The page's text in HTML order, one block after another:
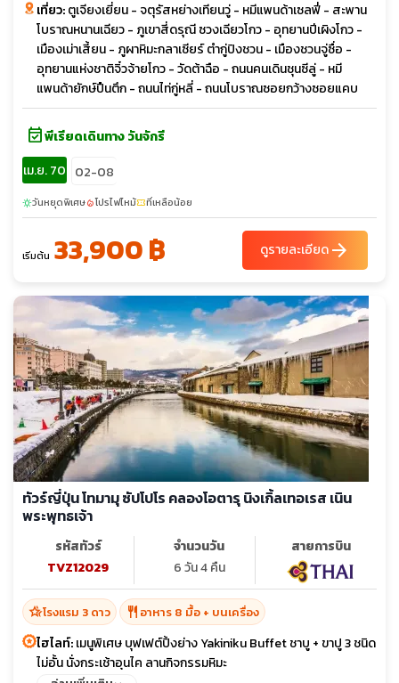
เที่ยว:ตูเจียงเยี่ยน - จตุรัสหย่างเทียนวู่ - หมีแพนด้าเซลฟี่ - สะพาน
โบราณหนานเฉียว - ภูเขาสี่ดรุณี ซวงเฉียวโกว - อุทยานปีเผิงโกว -
เมืองเม่าเสี้ยน - ภูผาหิมะกลาเซียร์ ตำกู่ปิงชวน - เมืองชวนจู่ซื่อ -
อุทยานแห่งชาติจิ๋วจ้ายโกว - วัดต้าฉือ - ถนนคนเดินชุนซีลู่ - หมี
แพนด้ายักษ์ปืนตึก - ถนนไท่กู่หลี่ - ถนนโบราณซอยกว้างซอยแคบ
event_availableพีเรียดเดินทาง วันจักรี
เม.ย. 70 02-08
sunnyวันหยุดพิเศษlocal_fire_departmentโปรไฟไหม้confirmation_numberที่เหลือน้อย
เริ่มต้น 33,900 ฿ ดูรายละเอียดarrow_forward
ทัวร์ญี่ปุ่น โทมามุ ซัปโปโร คลองโอตารุ นิงเกิ้ลเทอเรส เนิน
พระพุทธเจ้า
รหัสทัวร์
TVZ12029
จำนวนวัน
6 วัน 4 คืน
สายการบิน
hotel_classโรงแรม 3 ดาว restaurant อาหาร 8 มื้อ + บนเครื่อง
ไฮไลท์:เมนูพิเศษ บุฟเฟต์ปิ้งย่าง Yakiniku Buffet ชาบู + ขาปู 3 ชนิด
ไม่อั้น นั่งกระเช้าอุนไค ลานกิจกรรมหิมะ